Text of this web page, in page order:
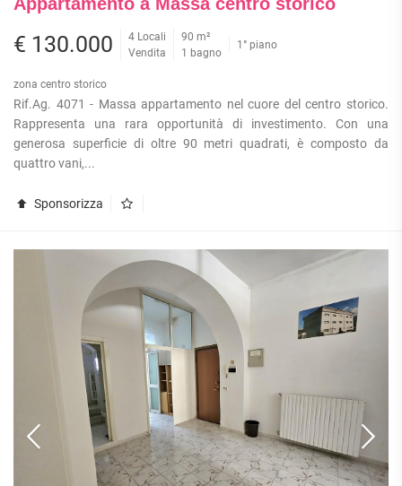
€ 130.000
4 Locali
Vendita
90 m²
1 bagno
1° piano
zona centro storico
Rif.Ag. 4071 - Massa appartamento nel cuore del centro storico.
Rappresenta una rara opportunità di investimento. Con una
generosa superficie di oltre 90 metri quadrati, è composto da
quattro vani,...
Sponsorizza